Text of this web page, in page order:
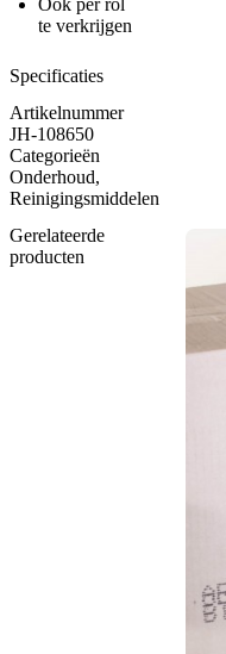
te verkrijgen
Specificaties
Artikelnummer
JH-108650
Categorieën
Onderhoud,
Reinigingsmiddelen
Gerelateerde
producten